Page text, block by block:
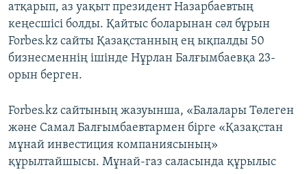
атқарып, аз уақыт президент Назарбаевтың
кеңесшісі болды. Қайтыс боларынан сәл бұрын
Forbes.kz сайты Қазақстанның ең ықпалды 50
бизнесменнің ішінде Нұрлан Балғымбаевқа 23-
орын берген.
Forbes.kz сайтының жазуынша, «Балалары Төлеген
және Самал Балғымбаевтармен бірге «Қазақстан
мұнай инвестиция компаниясының»
құрылтайшысы. Мұнай-газ саласында құрылыс